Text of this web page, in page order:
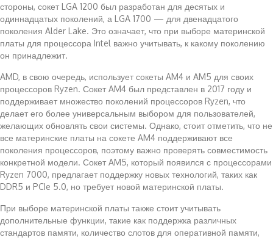
стороны, сокет LGA 1200 был разработан для десятых и
одиннадцатых поколений, а LGA 1700 — для двенадцатого
поколения Alder Lake. Это означает, что при выборе материнской
платы для процессора Intel важно учитывать, к какому поколению
он принадлежит.
AMD, в свою очередь, использует сокеты AM4 и AM5 для своих
процессоров Ryzen. Сокет AM4 был представлен в 2017 году и
поддерживает множество поколений процессоров Ryzen, что
делает его более универсальным выбором для пользователей,
желающих обновлять свои системы. Однако, стоит отметить, что не
все материнские платы на сокете AM4 поддерживают все
поколения процессоров, поэтому важно проверять совместимость
конкретной модели. Сокет AM5, который появился с процессорами
Ryzen 7000, предлагает поддержку новых технологий, таких как
DDR5 и PCIe 5.0, но требует новой материнской платы.
При выборе материнской платы также стоит учитывать
дополнительные функции, такие как поддержка различных
стандартов памяти, количество слотов для оперативной памяти,